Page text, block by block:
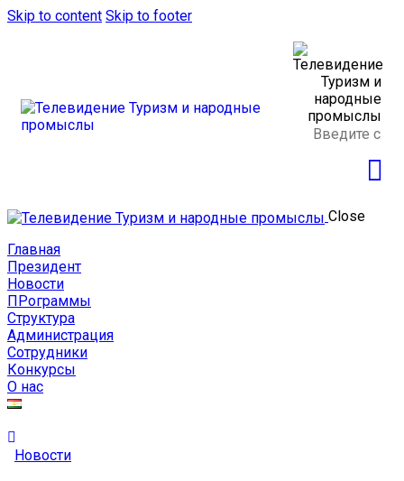
Skip to content Skip to footer
Close
Главная
Президент
Новости
ПРограммы
Структура
Администрация
Сотрудники
Конкурсы
О нас
Новости